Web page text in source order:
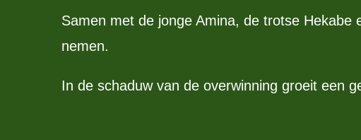
Samen met de jonge Amina, de trotse
nemen.
In de schaduw van de overwinning groeit een